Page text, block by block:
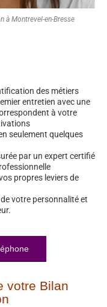
à Montrevel-en-Bresse
des métiers
entretien avec une
à votre
seulement quelques
par un expert certifié
propres leviers de
de votre personnalité et
votre Bilan